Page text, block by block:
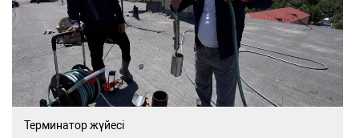
Терминатор жүйесі